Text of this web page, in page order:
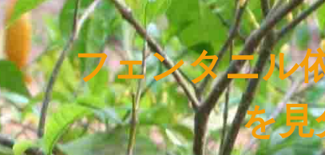
フェンタニル
を見